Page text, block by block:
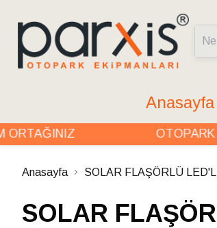
Anasayfa
OTOPARK
Anasayfa SOLAR FLAŞÖRLÜ
SOLAR